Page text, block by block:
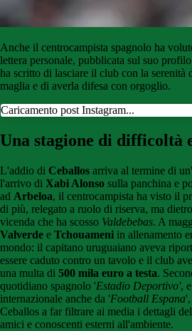
Anche il centrocampista spagnolo ha
lettera personale, pubblicata sul suo
ha scritto di lasciare il club con la serenità
maglia e di averla difesa con orgoglio.
Caricamento post Instagram...
Una stagione di difficoltà
L'addio di Ceballos arriva al termine di
l'arrivo di Xabi Alonso sulla panchina e
ad Arbeloa, il centrocampista ha visto il
di più, relegato a ruolo di riserva, ma
vicenda che ha scosso Valdebebas. A
Valverde e Tchouameni in allenamento
mondo: il capitano uruguaiano aveva
essere caduto contro un tavolo e il club
una multa di 500 mila euro a testa.
quotidiano spagnolo 'Estadio Deportivo',
internazionale anche da 'Football Espana
Ceballos a far filtrare ai media i dettagli
amici e conoscenti esterni all'ambiente.